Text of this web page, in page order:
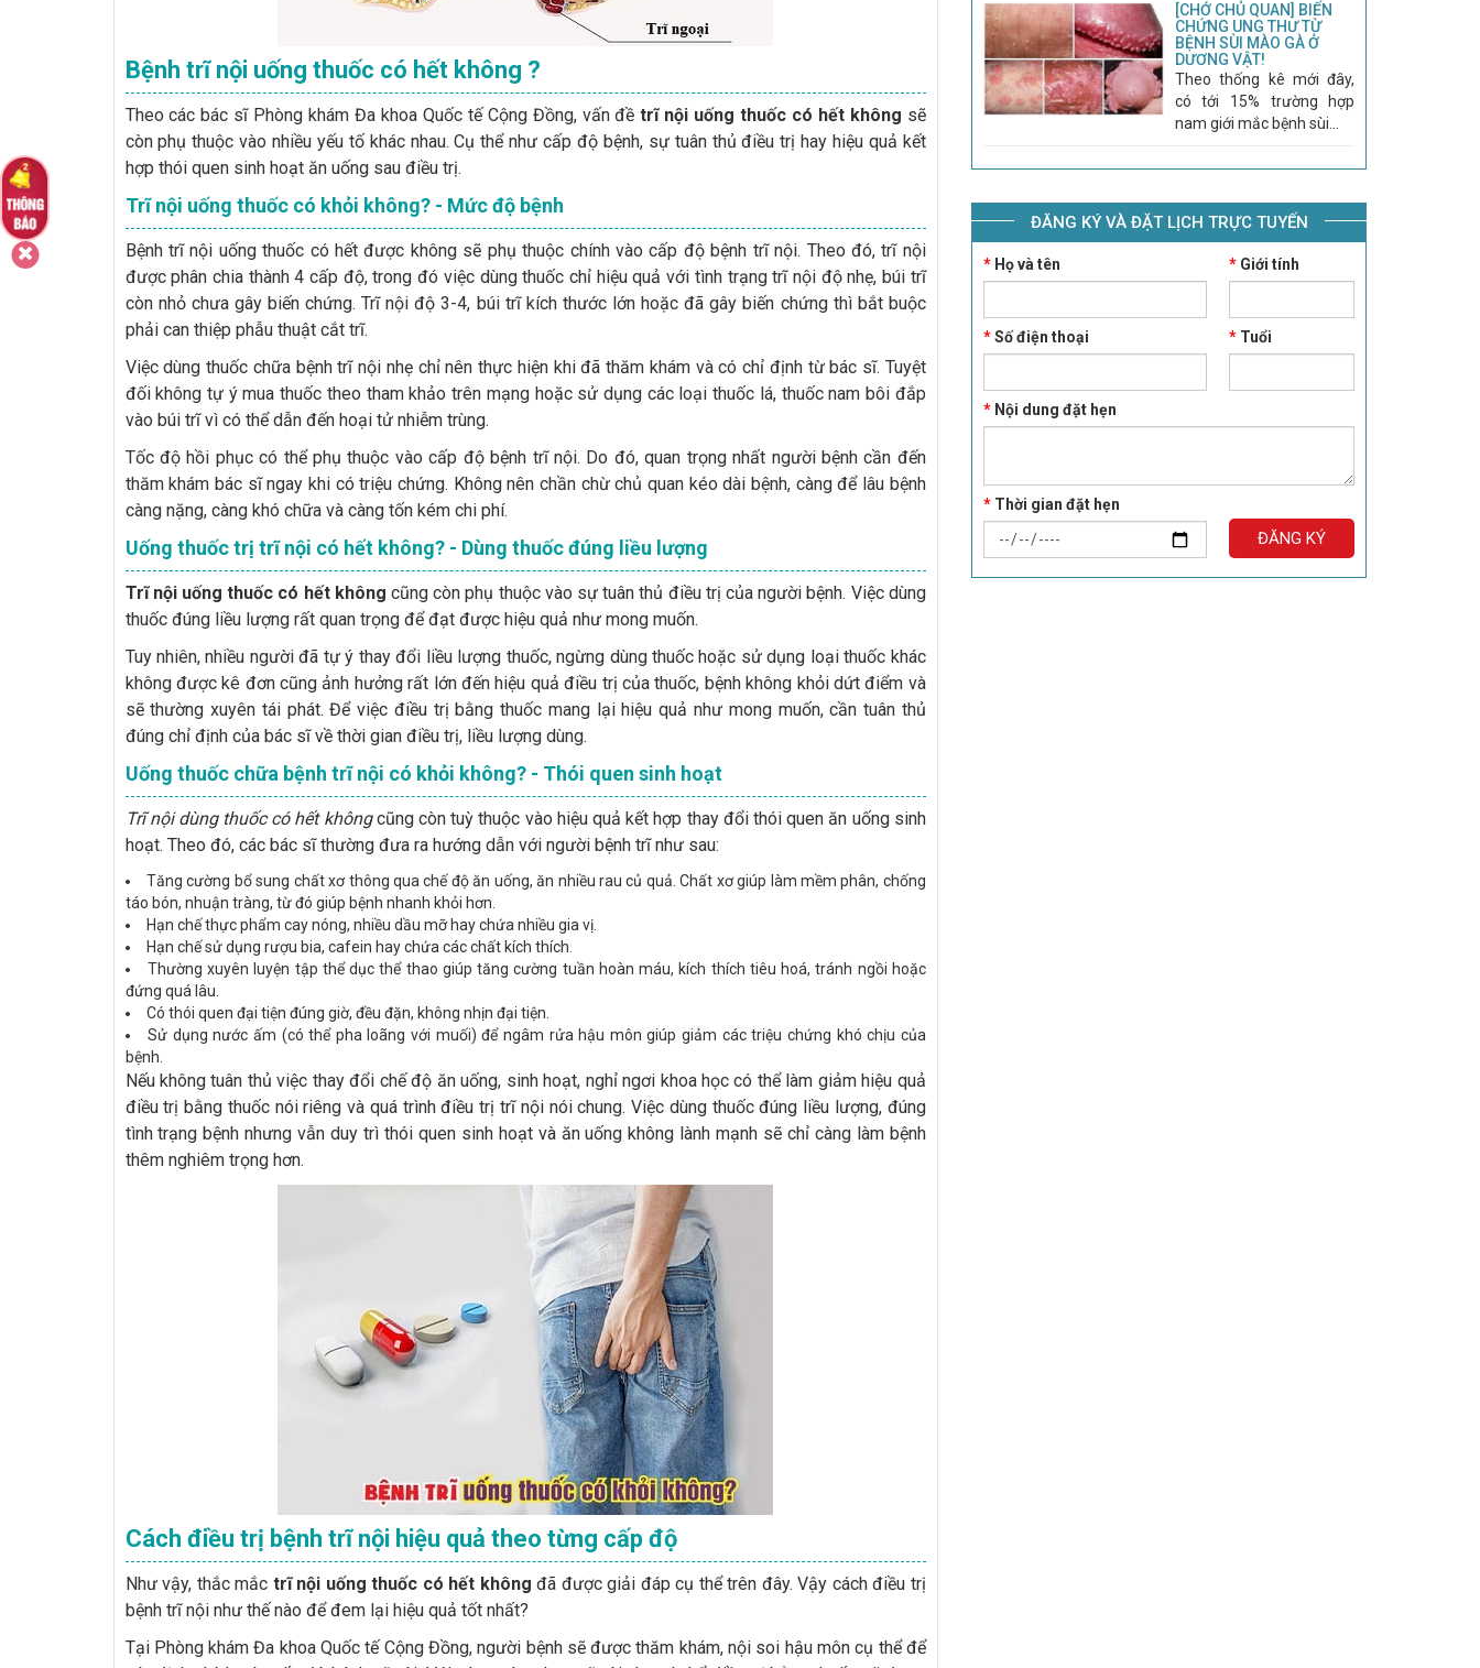
Bệnh trĩ nội uống thuốc có hết không ?
Theo các bác sĩ Phòng khám Đa khoa Quốc tế Cộng Đồng, vấn đềtrĩ nội uống thuốc có hết không sẽ
còn phụ thuộc vào nhiều yếu tố khác nhau. Cụ thể như cấp độ bệnh, sự tuân thủ điều trị hay hiệu quả kết
hợp thói quen sinh hoạt ăn uống sau điều trị.
Trĩ nội uống thuốc có khỏi không? - Mức độ bệnh
Bệnh trĩ nội uống thuốc có hết được không sẽ phụ thuộc chính vào cấp độ bệnh trĩ nội. Theo đó, trĩ nội
được phân chia thành 4 cấp độ, trong đó việc dùng thuốc chỉ hiệu quả với tình trạng trĩ nội độ nhẹ, búi trĩ
còn nhỏ chưa gây biến chứng. Trĩ nội độ 3-4, búi trĩ kích thước lớn hoặc đã gây biến chứng thì bắt buộc
phải can thiệp phẫu thuật cắt trĩ.
Việc dùng thuốc chữa bệnh trĩ nội nhẹ chỉ nên thực hiện khi đã thăm khám và có chỉ định từ bác sĩ. Tuyệt
đối không tự ý mua thuốc theo tham khảo trên mạng hoặc sử dụng các loại thuốc lá, thuốc nam bôi đắp
vào búi trĩ vì có thể dẫn đến hoại tử nhiễm trùng.
Tốc độ hồi phục có thể phụ thuộc vào cấp độ bệnh trĩ nội. Do đó, quan trọng nhất người bệnh cần đến
thăm khám bác sĩ ngay khi có triệu chứng. Không nên chần chừ chủ quan kéo dài bệnh, càng để lâu bệnh
càng nặng, càng khó chữa và càng tốn kém chi phí.
Uống thuốc trị trĩ nội có hết không? - Dùng thuốc đúng liều lượng
Trĩ nội uống thuốc có hết không cũng còn phụ thuộc vào sự tuân thủ điều trị của người bệnh. Việc dùng
thuốc đúng liều lượng rất quan trọng để đạt được hiệu quả như mong muốn.
Tuy nhiên, nhiều người đã tự ý thay đổi liều lượng thuốc, ngừng dùng thuốc hoặc sử dụng loại thuốc khác
không được kê đơn cũng ảnh hưởng rất lớn đến hiệu quả điều trị của thuốc, bệnh không khỏi dứt điểm và
sẽ thường xuyên tái phát. Để việc điều trị bằng thuốc mang lại hiệu quả như mong muốn, cần tuân thủ
đúng chỉ định của bác sĩ về thời gian điều trị, liều lượng dùng.
Uống thuốc chữa bệnh trĩ nội có khỏi không? - Thói quen sinh hoạt
Trĩ nội dùng thuốc có hết khôngcũng còn tuỳ thuộc vào hiệu quả kết hợp thay đổi thói quen ăn uống sinh
hoạt. Theo đó, các bác sĩ thường đưa ra hướng dẫn với người bệnh trĩ như sau:
Tăng cường bổ sung chất xơ thông qua chế độ ăn uống, ăn nhiều rau củ quả. Chất xơ giúp làm mềm phân, chống
táo bón, nhuận tràng, từ đó giúp bệnh nhanh khỏi hơn.
Hạn chế thực phẩm cay nóng, nhiều dầu mỡ hay chứa nhiều gia vị.
Hạn chế sử dụng rượu bia, cafein hay chứa các chất kích thích.
Thường xuyên luyện tập thể dục thể thao giúp tăng cường tuần hoàn máu, kích thích tiêu hoá, tránh ngồi hoặc
đứng quá lâu.
Có thói quen đại tiện đúng giờ, đều đặn, không nhịn đại tiện.
Sử dụng nước ấm (có thể pha loãng với muối) để ngâm rửa hậu môn giúp giảm các triệu chứng khó chịu của
bệnh.
Nếu không tuân thủ việc thay đổi chế độ ăn uống, sinh hoạt, nghỉ ngơi khoa học có thể làm giảm hiệu quả
điều trị bằng thuốc nói riêng và quá trình điều trị trĩ nội nói chung. Việc dùng thuốc đúng liều lượng, đúng
tình trạng bệnh nhưng vẫn duy trì thói quen sinh hoạt và ăn uống không lành mạnh sẽ chỉ càng làm bệnh
thêm nghiêm trọng hơn.
Cách điều trị bệnh trĩ nội hiệu quả theo từng cấp độ
Như vậy, thắc mắc trĩ nội uống thuốc có hết khôngđã được giải đáp cụ thể trên đây. Vậy cách điều trị
bệnh trĩ nội như thế nào để đem lại hiệu quả tốt nhất?
Tại Phòng khám Đa khoa Quốc tế Cộng Đồng, người bệnh sẽ được thăm khám, nội soi hậu môn cụ thể để
[CHỚ CHỦ QUAN] BIẾN
CHỨNG UNG THƯ TỪ
BỆNH SÙI MÀO GÀ Ở
DƯƠNG VẬT!
Theo thống kê mới đây,
có tới 15% trường hợp
nam giới mắc bệnh sùi...
ĐĂNG KÝ VÀ ĐẶT LỊCH TRỰC TUYẾN
*Họ và tên *Giới tính
*Số điện thoại *Tuổi
*Nội dung đặt hẹn
*Thời gian đặt hẹn
ĐĂNG KÝ